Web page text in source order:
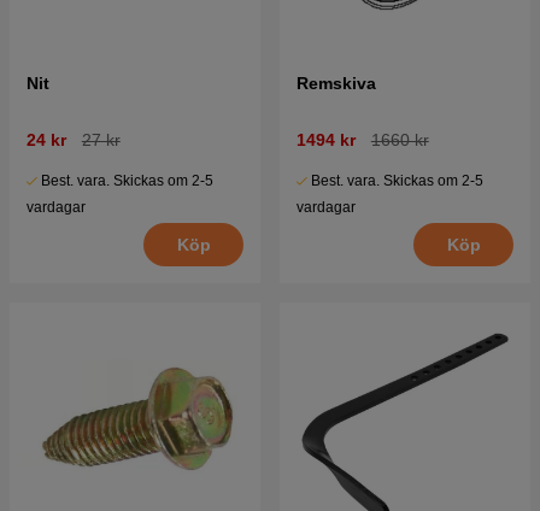
Nit
24 kr 27 kr
Best. vara. Skickas om 2-5
vardagar
Köp
Remskiva
1494 kr 1660 kr
Best. vara. Skickas om 2-5
vardagar
Köp